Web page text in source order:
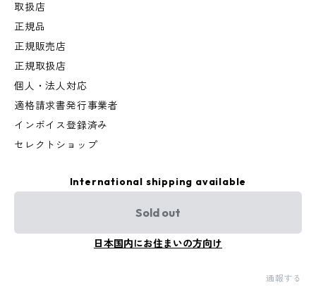
取扱店
正規品
正規販売店
正規取扱店
個人・法人対応
適格請求書発行事業者
インボイス登録済み
セレクトショップ
International shipping available
Sold out
日本国内にお住まいの方向け
通報する